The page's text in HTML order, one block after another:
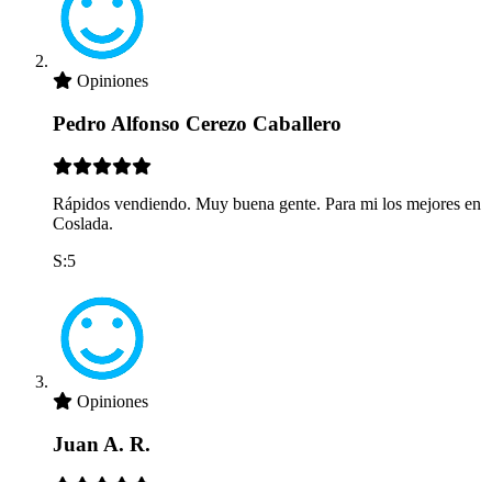
Opiniones
Pedro Alfonso Cerezo Caballero
Rápidos vendiendo. Muy buena gente. Para mi los mejores en
Coslada.
S:5
Opiniones
Juan A. R.